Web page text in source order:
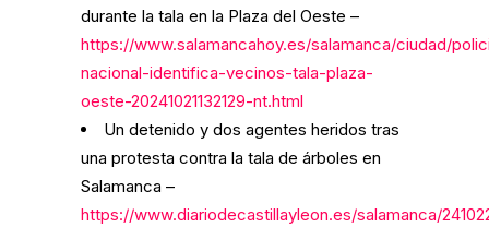
durante la tala en la Plaza del Oeste –
https://www.salamancahoy.es/salamanca/ciudad/
nacional-identifica-vecinos-tala-plaza-
oeste-20241021132129-nt.html
Un detenido y dos agentes heridos tras
una protesta contra la tala de árboles en
Salamanca –
https://www.diariodecastillayleon.es/salamanca/